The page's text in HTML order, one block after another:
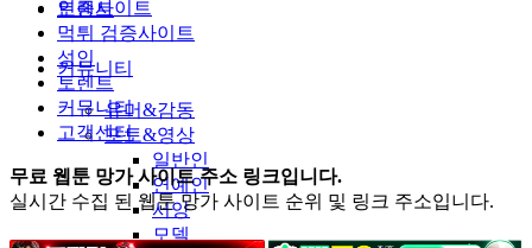
토렌트
커뮤니티
유머&감동
포토&영상
일반인
연예인
서양
모델
인증사이트
먹튀 검증사이트
성인
토렌트
커뮤니티
고객센터
무료 웹툰 망가 사이트 주소 링크입니다.
실시간 수집 된 웹툰 망가 사이트 순위 및 링크 주소입니다.